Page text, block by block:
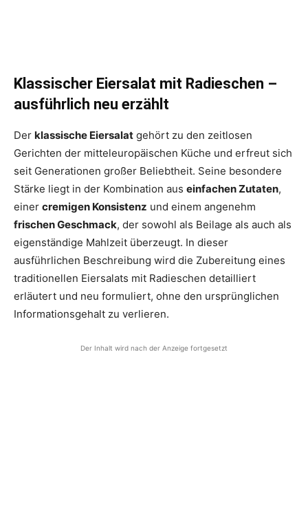
Klassischer Eiersalat mit Radieschen –
ausführlich neu erzählt
Der klassische Eiersalat gehört zu den zeitlosen
Gerichten der mitteleuropäischen Küche und erfreut sich
seit Generationen großer Beliebtheit. Seine besondere
Stärke liegt in der Kombination aus einfachen Zutaten,
einer cremigen Konsistenz und einem angenehm
frischen Geschmack, der sowohl als Beilage als auch als
eigenständige Mahlzeit überzeugt. In dieser
ausführlichen Beschreibung wird die Zubereitung eines
traditionellen Eiersalats mit Radieschen detailliert
erläutert und neu formuliert, ohne den ursprünglichen
Informationsgehalt zu verlieren.
Der Inhalt wird nach der Anzeige fortgesetzt